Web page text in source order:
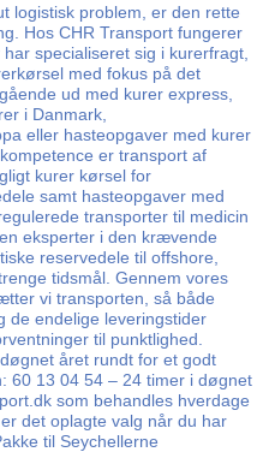
logistisk problem, er den rette
Hos CHR Transport fungerer
specialiseret sig i kurerfragt,
med fokus på det
ud med kurer express,
i Danmark,
eller hasteopgaver med kurer
er transport af
kurer kørsel for
samt hasteopgaver med
transporter til medicin
eksperter i den krævende
reservedele til offshore,
tidsmål. Gennem vores
vi transporten, så både
de endelige leveringstider
til punktlighed.
året rundt for et godt
60 13 04 54 – 24 timer i døgnet
som behandles hverdage
det oplagte valg når du har
til Seychellerne